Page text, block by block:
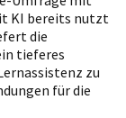
KI bereits nutzt
die
tieferes
zu
für die